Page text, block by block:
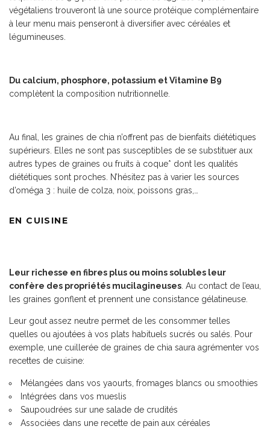
végétaliens trouveront là une source protéique complémentaire
à leur menu mais penseront à diversifier avec céréales et
légumineuses.
Du calcium, phosphore, potassium et Vitamine B9
complètent la composition nutritionnelle.
Au final, les graines de chia n’offrent pas de bienfaits diététiques
supérieurs. Elles ne sont pas susceptibles de se substituer aux
autres types de graines ou fruits à coque* dont les qualités
diététiques sont proches. N’hésitez pas à varier les sources
d’oméga 3 : huile de colza, noix, poissons gras,…
EN CUISINE
Leur richesse en fibres plus ou moins solubles leur
confère des propriétés mucilagineuses . Au contact de l’eau,
les graines gonflent et prennent une consistance gélatineuse.
Leur gout assez neutre permet de les consommer telles
quelles ou ajoutées à vos plats habituels sucrés ou salés. Pour
exemple, une cuillerée de graines de chia saura agrémenter vos
recettes de cuisine:
Mélangées dans vos yaourts, fromages blancs ou smoothies
Intégrées dans vos mueslis
Saupoudrées sur une salade de crudités
Associées dans une recette de pain aux céréales